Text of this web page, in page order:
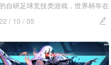
自研足球竞技类游戏，世界杯年在
登场。游戏也是近期迎来了新版
给了玩家更好的射门进球体验。对
是一...
/ 10 / 05